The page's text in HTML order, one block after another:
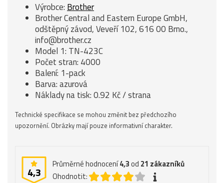
Výrobce: Brother
Brother Central and Eastern Europe GmbH,
odštěpný závod, Veveří 102, 616 00 Brno.,
info@brother.cz
Model 1: TN-423C
Počet stran: 4000
Balení: 1-pack
Barva: azurová
Náklady na tisk: 0.92 Kč / strana
Technické specifikace se mohou změnit bez předchozího
upozornění. Obrázky mají pouze informativní charakter.
4,3
Průměrné hodnocení4,3od 21 zákazníků
Ohodnotit: